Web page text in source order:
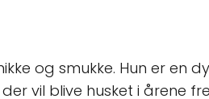
og smukke. Hun er en
vil blive husket i årene